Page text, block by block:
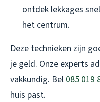
ontdek lekkages
het centrum.
Deze technieken zijn
je geld. Onze experts
vakkundig. Bel 085 019
huis past.